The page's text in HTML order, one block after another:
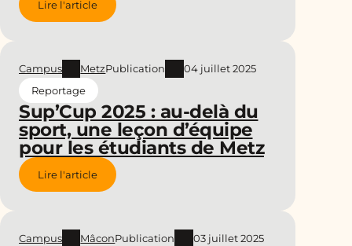
Lire l'article
Sup’Cup 2025 : au-delà du
sport, une leçon d’équipe
pour les étudiants de Metz
Campus MetzPublication
04 juillet 2025
Reportage
Lire l'article
Campus MâconPublication
03 juillet 2025